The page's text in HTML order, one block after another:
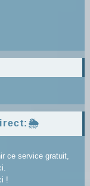
ce service gratuit,
!